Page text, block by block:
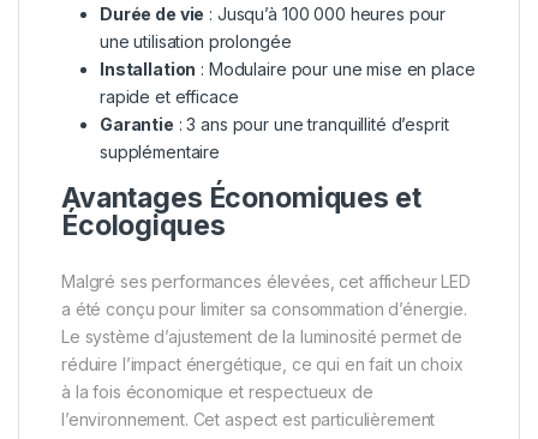
Durée de vie : Jusqu’à 100 000 heures pour
une utilisation prolongée
Installation : Modulaire pour une mise en place
rapide et efficace
Garantie : 3 ans pour une tranquillité d’esprit
supplémentaire
Avantages Économiques et
Écologiques
Malgré ses performances élevées, cet afficheur LED
a été conçu pour limiter sa consommation d’énergie.
Le système d’ajustement de la luminosité permet de
réduire l’impact énergétique, ce qui en fait un choix
à la fois économique et respectueux de
l’environnement. Cet aspect est particulièrement